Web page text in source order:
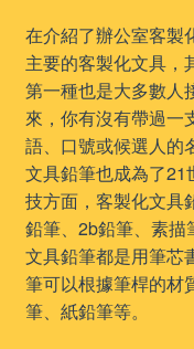
在介紹了辦公室客製
主要的客製化文具，
第一種也是大多數人
來，你有沒有帶過一
語、口號或候選人的
文具鉛筆也成為了21
技方面，客製化文具
鉛筆、2b鉛筆、素描
文具鉛筆都是用筆芯
筆可以根據筆桿的材
筆、紙鉛筆等。